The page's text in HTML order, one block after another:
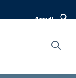
Accedi